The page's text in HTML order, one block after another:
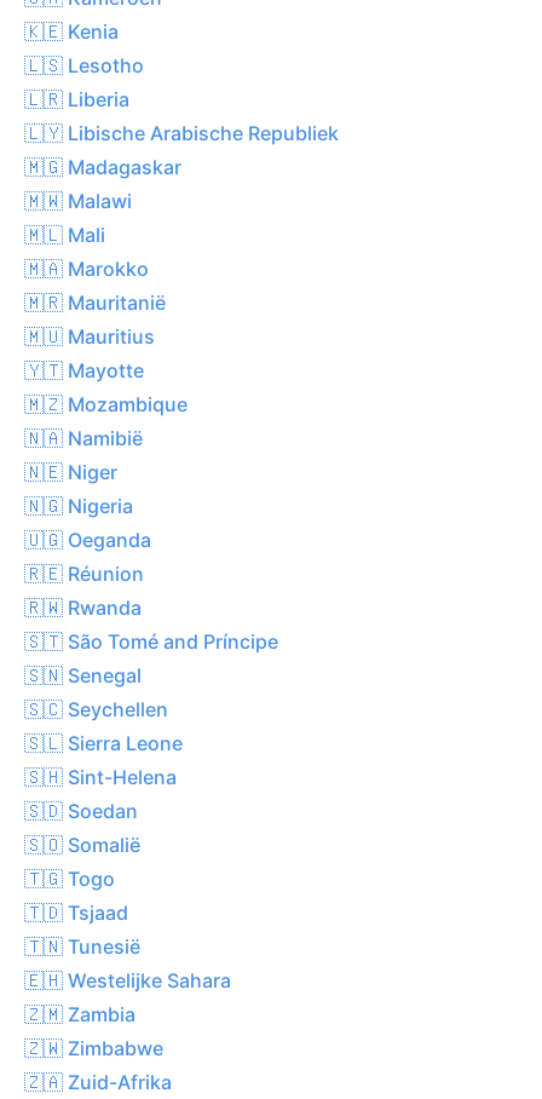
🇰🇪 Kenia
🇱🇸 Lesotho
🇱🇷 Liberia
🇱🇾 Libische Arabische Republiek
🇲🇬 Madagaskar
🇲🇼 Malawi
🇲🇱 Mali
🇲🇦 Marokko
🇲🇷 Mauritanië
🇲🇺 Mauritius
🇾🇹 Mayotte
🇲🇿 Mozambique
🇳🇦 Namibië
🇳🇪 Niger
🇳🇬 Nigeria
🇺🇬 Oeganda
🇷🇪 Réunion
🇷🇼 Rwanda
🇸🇹 São Tomé and Príncipe
🇸🇳 Senegal
🇸🇨 Seychellen
🇸🇱 Sierra Leone
🇸🇭 Sint-Helena
🇸🇩 Soedan
🇸🇴 Somalië
🇹🇬 Togo
🇹🇩 Tsjaad
🇹🇳 Tunesië
🇪🇭 Westelijke Sahara
🇿🇲 Zambia
🇿🇼 Zimbabwe
🇿🇦 Zuid-Afrika